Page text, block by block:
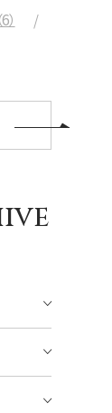
レクシ